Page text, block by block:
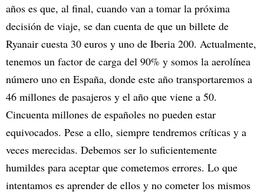
años es que, al final, cuando van a tomar la próxima
decisión de viaje, se dan cuenta de que un billete de
Ryanair cuesta 30 euros y uno de Iberia 200. Actualmente,
tenemos un factor de carga del 90% y somos la aerolínea
número uno en España, donde este año transportaremos a
46 millones de pasajeros y el año que viene a 50.
Cincuenta millones de españoles no pueden estar
equivocados. Pese a ello, siempre tendremos críticas y a
veces merecidas. Debemos ser lo suficientemente
humildes para aceptar que cometemos errores. Lo que
intentamos es aprender de ellos y no cometer los mismos